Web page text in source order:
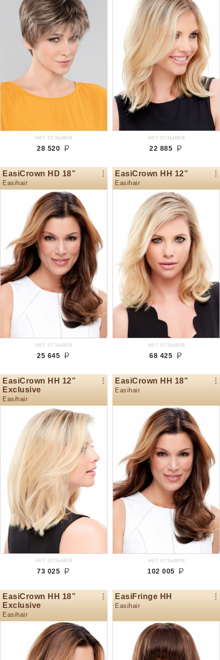
нет отзывов
28 520
нет отзывов
22 885
EasiCrown HD 18”
Easihair
нет отзывов
25 645
EasiCrown HH 12”
Easihair
нет отзывов
68 425
EasiCrown HH 12”
Exclusive
Easihair
нет отзывов
73 025
EasiCrown HH 18”
Easihair
нет отзывов
102 005
EasiCrown HH 18”
Exclusive
Easihair
EasiFringe HH
Easihair